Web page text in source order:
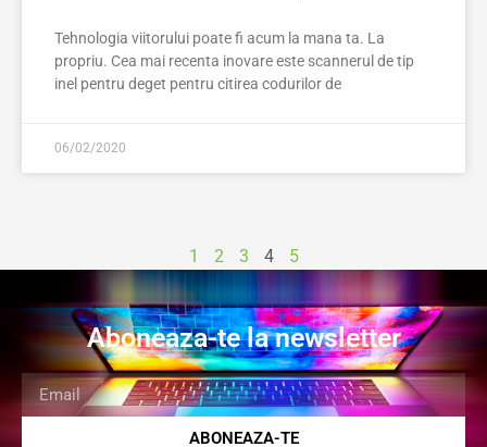
Tehnologia viitorului poate fi acum la mana ta. La
propriu. Cea mai recenta inovare este scannerul de tip
inel pentru deget pentru citirea codurilor de
06/02/2020
1 2 3 4 5
Aboneaza-te la newsletter
ABONEAZA-TE